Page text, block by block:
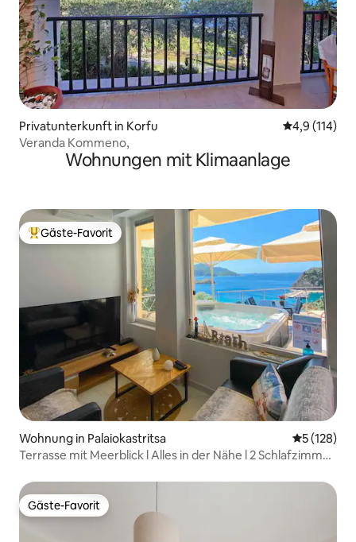
Privatunterkunft in Korfu
4,9 (114)
Veranda Kommeno,
Wohnungen mit Klimaanlage
Beliebter Gäste-Favorit.
Gäste-Favorit
Wohnung in Palaiokastritsa
5 (128)
Terrasse mit Meerblick l Alles in der Nähe l 2 Schlafzimmer
Gäste-Favorit
Gäste-Favorit